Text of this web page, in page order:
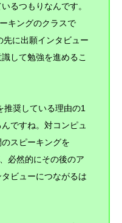
るつもりなんです。
キングのクラスで
先に出願インタビュー
して勉強を進めるこ
推奨している理由の1
ですね。対コンピュ
スピーキングを
必然的にその後のア
ビューにつながるは